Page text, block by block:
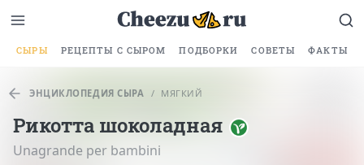
СЫРЫ РЕЦЕПТЫ С СЫРОМ ПОДБОРКИ СОВЕТЫ ФАКТЫ
ЭНЦИКЛОПЕДИЯ СЫРА / МЯГКИЙ
Рикотта шоколадная
Unagrande per bambini